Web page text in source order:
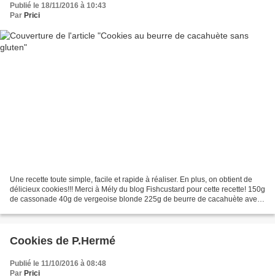
Publié le 18/11/2016 à 10:43
Par Prici
Une recette toute simple, facile et rapide à réaliser. En plus, on obtient de
délicieux cookies!!! Merci à Mély du blog Fishcustard pour cette recette! 150g
de cassonade 40g de vergeoise blonde 225g de beurre de cacahuète avec
Cookies de P.Hermé
Publié le 11/10/2016 à 08:48
Par Prici